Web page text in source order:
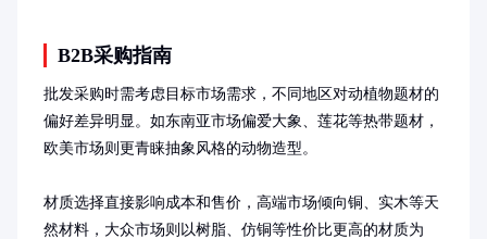
B2B采购指南
批发采购时需考虑目标市场需求，不同地区对动植物题材的
偏好差异明显。如东南亚市场偏爱大象、莲花等热带题材，
欧美市场则更青睐抽象风格的动物造型。
材质选择直接影响成本和售价，高端市场倾向铜、实木等天
然材料，大众市场则以树脂、仿铜等性价比更高的材质为